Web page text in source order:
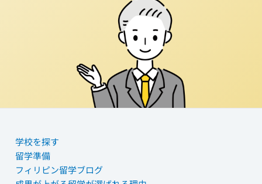
学校を探す
留学準備
フィリピン留学ブログ